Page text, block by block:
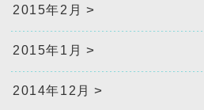
2015年2月
2015年1月
2014年12月